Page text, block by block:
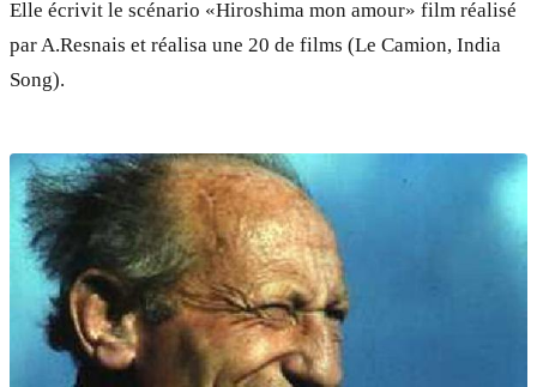
Elle écrivit le scénario «Hiroshima mon amour» film réalisé
par A.Resnais et réalisa une 20 de films (Le Camion, India
Song).